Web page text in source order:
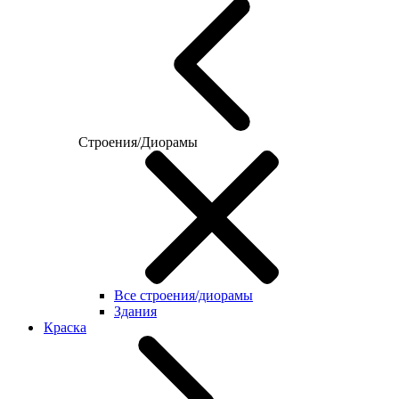
Строения/Диорамы
Все строения/диорамы
Здания
Краска